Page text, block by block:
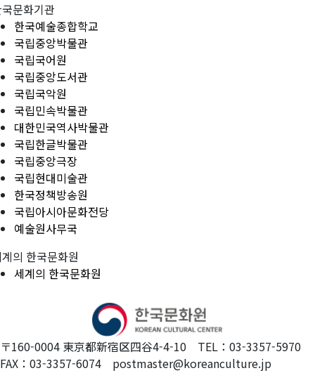
문화기관
한국예술종합학교
국립중앙박물관
국립국어원
국립중앙도서관
국립국악원
국립민속박물관
대한민국역사박물관
국립한글박물관
국립중앙극장
국립현대미술관
한국정책방송원
국립아시아문화전당
예술원사무국
의 한국문화원
세계의 한국문화원
〒160-0004 東京都新宿区四谷4-4-10 TEL：03-3357-5970
FAX：03-3357-6074 postmaster@koreanculture.jp